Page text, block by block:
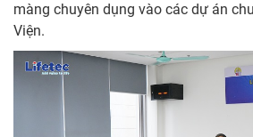
màng chuyên dụng vào các dự án
Viện.